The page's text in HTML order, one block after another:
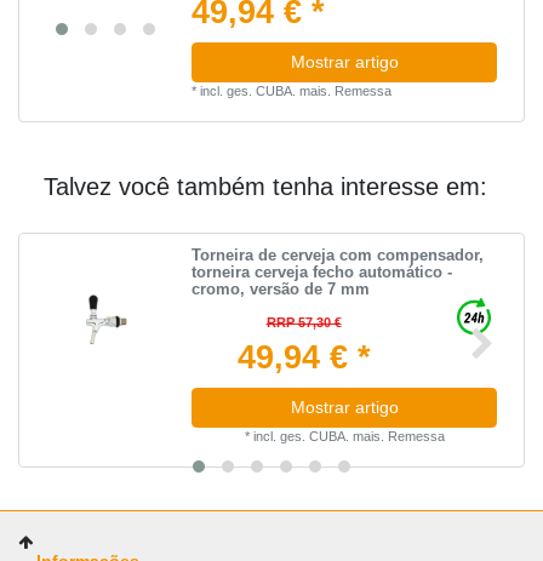
49,94 € *
Mostrar artigo
*incl. ges. CUBA. mais. Remessa
Talvez você também tenha interesse em:
Torneira de cerveja com compensador,
torneira cerveja fecho automático -
cromo, versão de 7 mm
RRP 57,30 €
49,94 € *
Mostrar artigo
* incl. ges. CUBA. mais. Remessa